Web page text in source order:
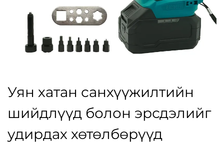
Уян хатан санхүүжилтийн
шийдлүүд болон эрсдэлийг
удирдах хөтөлбөрүүд